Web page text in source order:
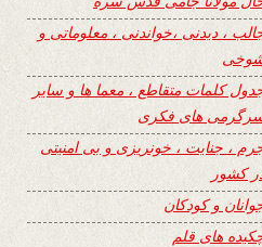
، دیدنی ،خواندنی ، معلوماتی و
کلمات متقاطع ، معما ها و سایر
های فکری
، جنایت ، خونریزی و بی امنیتی
کشور
و کودکان
های قلم